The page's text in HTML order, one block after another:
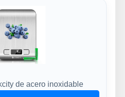
de acero inoxidable